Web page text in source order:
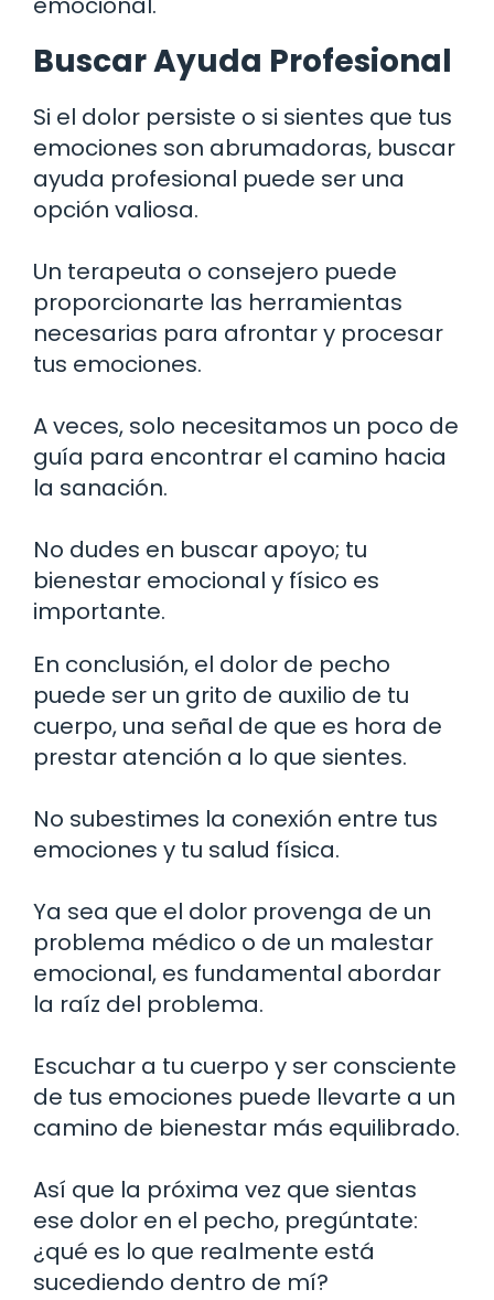
Buscar Ayuda Profesional
Si el dolor persiste o si sientes que tus
emociones son abrumadoras, buscar
ayuda profesional puede ser una
opción valiosa.
Un terapeuta o consejero puede
proporcionarte las herramientas
necesarias para afrontar y procesar
tus emociones.
A veces, solo necesitamos un poco de
guía para encontrar el camino hacia
la sanación.
No dudes en buscar apoyo; tu
bienestar emocional y físico es
importante.
En conclusión, el dolor de pecho
puede ser un grito de auxilio de tu
cuerpo, una señal de que es hora de
prestar atención a lo que sientes.
No subestimes la conexión entre tus
emociones y tu salud física.
Ya sea que el dolor provenga de un
problema médico o de un malestar
emocional, es fundamental abordar
la raíz del problema.
Escuchar a tu cuerpo y ser consciente
de tus emociones puede llevarte a un
camino de bienestar más equilibrado.
Así que la próxima vez que sientas
ese dolor en el pecho, pregúntate:
¿qué es lo que realmente está
sucediendo dentro de mí?